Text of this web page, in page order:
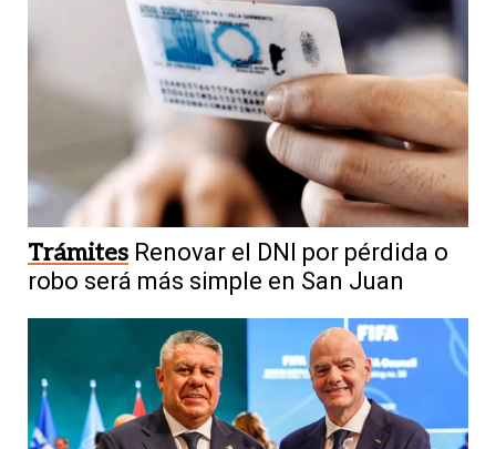
Trámites Renovar el DNI por pérdida o
robo será más simple en San Juan